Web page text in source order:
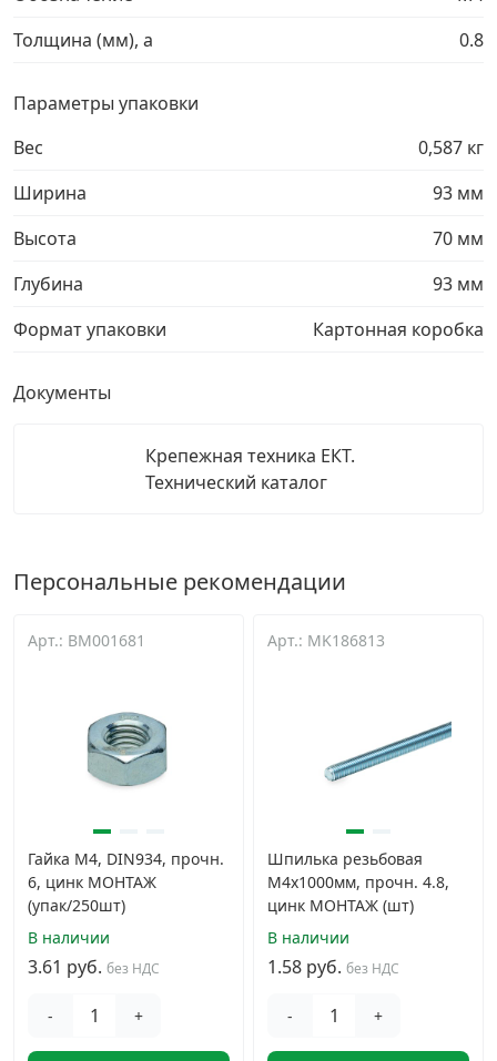
Электро и бензоинструмент, оборудование›
Перфорированный крепеж
Скобяные изделия и мебельная фурнитура›
Толщина (мм), a
0.8
Параметры упаковки
Вес
0,587 кг
Ширина
93 мм
Высота
70 мм
Глубина
93 мм
Формат упаковки
Картонная коробка
Документы
Крепежная техника ЕКТ.
Технический каталог
Персональные рекомендации
Арт.: BM001681
Гайка М4, DIN934, прочн.
6, цинк МОНТАЖ
(упак/250шт)
В наличии
3.61 руб. без НДС
- +
Арт.: MK186813
Шпилька резьбовая
М4х1000мм, прочн. 4.8,
цинк МОНТАЖ (шт)
В наличии
1.58 руб. без НДС
- +